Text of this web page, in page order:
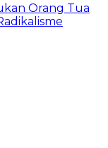
Orang Tua